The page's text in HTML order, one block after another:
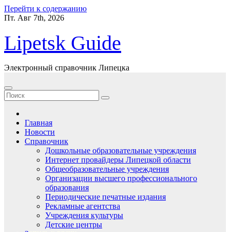
Перейти к содержанию
Пт. Авг 7th, 2026
Lipetsk Guide
Электронный справочник Липецка
Главная
Новости
Справочник
Дошкольные образовательные учреждения
Интернет провайдеры Липецкой области
Общеобразовательные учреждения
Организации высшего профессионального
образования
Периодические печатные издания
Рекламные агентства
Учреждения культуры
Детские центры